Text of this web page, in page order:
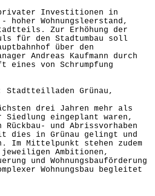
Investitionen in
hoher Wohnungsleerstand,
Zur Erhöhung der
für den Stadtumbau soll
über den
Andreas Kaufmann durch
eines von Schrumpfung
Stadtteilladen Grünau,
drei Jahren mehr als
Siedlung eingeplant waren,
und Abrissvorhaben
dies in Grünau gelingt und
Im Mittelpunkt stehen zudem
Ambitionen,
und Wohnungsbauförderung
Wohnungsbau begleitet